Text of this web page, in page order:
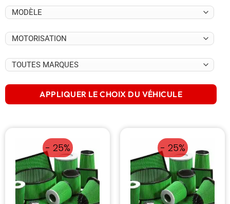
APPLIQUER LE CHOIX DU VÉHICULE
- 25% - 25%